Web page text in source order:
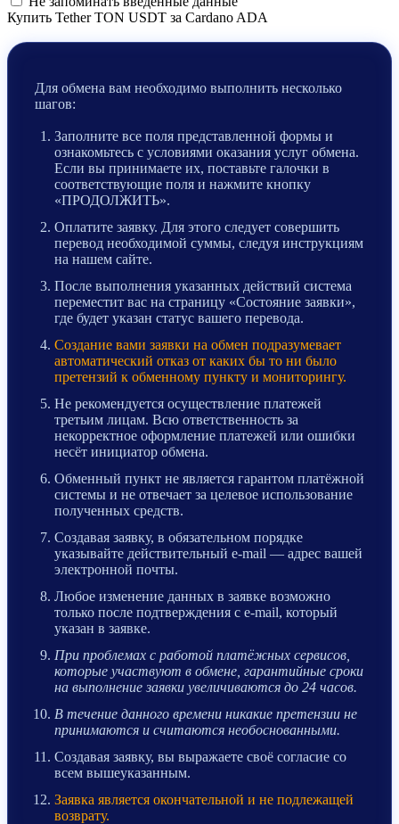
Купить Tether TON USDT за Cardano ADA
Для обмена вам необходимо выполнить несколько
шагов:
Заполните все поля представленной формы и
ознакомьтесь с условиями оказания услуг обмена.
Если вы принимаете их, поставьте галочки в
соответствующие поля и нажмите кнопку
«ПРОДОЛЖИТЬ».
Оплатите заявку. Для этого следует совершить
перевод необходимой суммы, следуя инструкциям
на нашем сайте.
После выполнения указанных действий система
переместит вас на страницу «Состояние заявки»,
где будет указан статус вашего перевода.
Создание вами заявки на обмен подразумевает
автоматический отказ от каких бы то ни было
претензий к обменному пункту и мониторингу.
Не рекомендуется осуществление платежей
третьим лицам. Всю ответственность за
некорректное оформление платежей или ошибки
несёт инициатор обмена.
Обменный пункт не является гарантом платёжной
системы и не отвечает за целевое использование
полученных средств.
Создавая заявку, в обязательном порядке
указывайте действительный e-mail — адрес вашей
электронной почты.
Любое изменение данных в заявке возможно
только после подтверждения с e-mail, который
указан в заявке.
При проблемах с работой платёжных сервисов,
которые участвуют в обмене, гарантийные сроки
на выполнение заявки увеличиваются до 24 часов.
В течение данного времени никакие претензии не
принимаются и считаются необоснованными.
Создавая заявку, вы выражаете своё согласие со
всем вышеуказанным.
Заявка является окончательной и не подлежащей
возврату.